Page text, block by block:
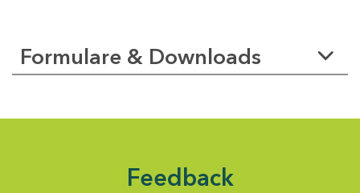
Formulare & Downloads
Feedback